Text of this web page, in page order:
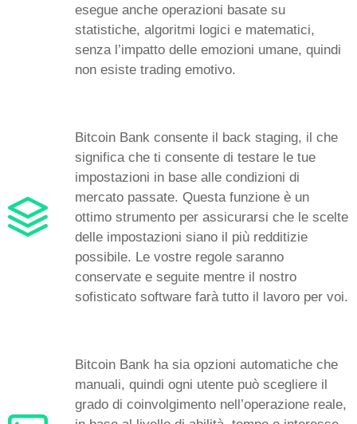
esegue anche operazioni basate su
statistiche, algoritmi logici e matematici,
senza l’impatto delle emozioni umane, quindi
non esiste trading emotivo.
Bitcoin Bank consente il back staging, il che
significa che ti consente di testare le tue
impostazioni in base alle condizioni di
mercato passate. Questa funzione è un
ottimo strumento per assicurarsi che le scelte
delle impostazioni siano il più redditizie
possibile. Le vostre regole saranno
conservate e seguite mentre il nostro
sofisticato software farà tutto il lavoro per voi.
Bitcoin Bank ha sia opzioni automatiche che
manuali, quindi ogni utente può scegliere il
grado di coinvolgimento nell’operazione reale,